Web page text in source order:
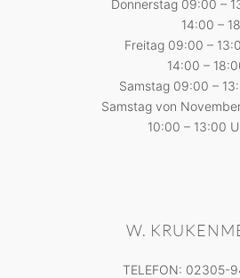
Donnerstag 09:00 –
14:00 –
Freitag 09:00 –
14:00 –
Samstag 09:00 –
Samstag von
10:00 – 13:00
W.
TELEFON: 02305-